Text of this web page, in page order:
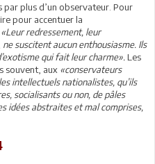
plus d’un observateur. Pour
pour accentuer la
«Leur redressement, leur
ne suscitent aucun enthousiasme. Ils
qui fait leur charme». Les
souvent, aux «conservateurs
intellectuels nationalistes, qu’ils
socialisants ou non, de pâles
idées abstraites et mal comprises,